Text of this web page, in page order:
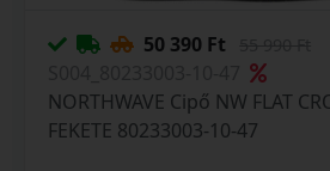
50 390 Ft
NORTHWAVE Cipő NW FLAT
FEKETE 80233003-10-47